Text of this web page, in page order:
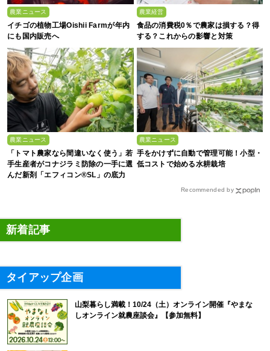
農業ニュース
イチゴの植物工場Oishii Farmが年内
にも国内販売へ
農業経営
食品の消費税0％で農家は損する？得
する？これからの影響と対策
農業ニュース
「トマト農家なら間違いなく使う」若
手生産者がコナジラミ防除の一手に選
んだ新剤「エフィコン®SL」の底力
農業ニュース
手をかけずに自動で管理可能！小型・
低コストで始める水耕栽培
Recommended by
新着記事
タイアップ企画
山梨暮らし満載！10/24（土）オンライン開催『やまな
しオンライン就農座談会』【参加無料】